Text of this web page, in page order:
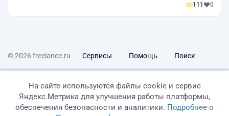
111 0
© 2026 freelance.ru Сервисы Помощь Поиск
Дисклеймер о ЗоЗПП Отказ от ответственности
На сайте используются файлы cookie и сервис
Яндекс.Метрика для улучшения работы платформы,
обеспечения безопасности и аналитики. Подробнее о